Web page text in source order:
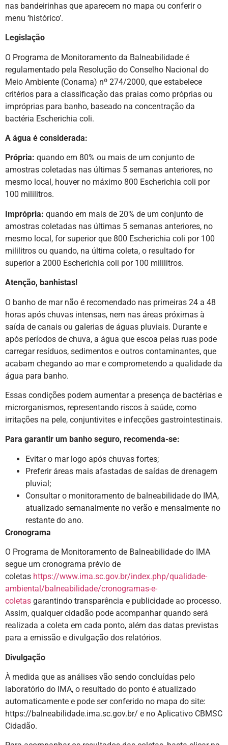
nas bandeirinhas que aparecem no mapa ou conferir o
menu ‘histórico’.
Legislação
O Programa de Monitoramento da Balneabilidade é
regulamentado pela Resolução do Conselho Nacional do
Meio Ambiente (Conama) nº 274/2000, que estabelece
critérios para a classificação das praias como próprias ou
impróprias para banho, baseado na concentração da
bactéria Escherichia coli.
A água é considerada:
Própria: quando em 80% ou mais de um conjunto de
amostras coletadas nas últimas 5 semanas anteriores, no
mesmo local, houver no máximo 800 Escherichia coli por
100 mililitros.
Imprópria: quando em mais de 20% de um conjunto de
amostras coletadas nas últimas 5 semanas anteriores, no
mesmo local, for superior que 800 Escherichia coli por 100
mililitros ou quando, na última coleta, o resultado for
superior a 2000 Escherichia coli por 100 mililitros.
Atenção, banhistas!
O banho de mar não é recomendado nas primeiras 24 a 48
horas após chuvas intensas, nem nas áreas próximas à
saída de canais ou galerias de águas pluviais. Durante e
após períodos de chuva, a água que escoa pelas ruas pode
carregar resíduos, sedimentos e outros contaminantes, que
acabam chegando ao mar e comprometendo a qualidade da
água para banho.
Essas condições podem aumentar a presença de bactérias e
microrganismos, representando riscos à saúde, como
irritações na pele, conjuntivites e infecções gastrointestinais.
Para garantir um banho seguro, recomenda-se:
Evitar o mar logo após chuvas fortes;
Preferir áreas mais afastadas de saídas de drenagem
pluvial;
Consultar o monitoramento de balneabilidade do IMA,
atualizado semanalmente no verão e mensalmente no
restante do ano.
Cronograma
O Programa de Monitoramento de Balneabilidade do IMA
segue um cronograma prévio de
coletas https://www.ima.sc.gov.br/index.php/qualidade-
ambiental/balneabilidade/cronogramas-e-
coletas garantindo transparência e publicidade ao processo.
Assim, qualquer cidadão pode acompanhar quando será
realizada a coleta em cada ponto, além das datas previstas
para a emissão e divulgação dos relatórios.
Divulgação
À medida que as análises vão sendo concluídas pelo
laboratório do IMA, o resultado do ponto é atualizado
automaticamente e pode ser conferido no mapa do site:
https://balneabilidade.ima.sc.gov.br/ e no Aplicativo CBMSC
Cidadão.